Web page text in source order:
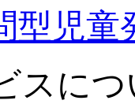
型児童
スに